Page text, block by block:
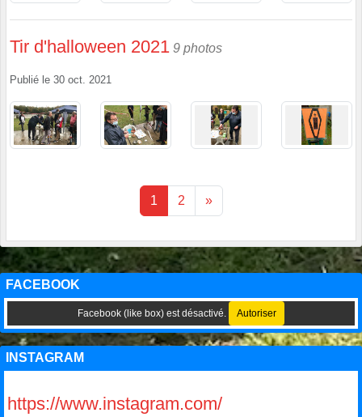
Tir d'halloween 2021 9 photos
Publié le 30 oct. 2021
1 2 »
FACEBOOK
Facebook (like box) est désactivé. Autoriser
INSTAGRAM
https://www.instagram.com/